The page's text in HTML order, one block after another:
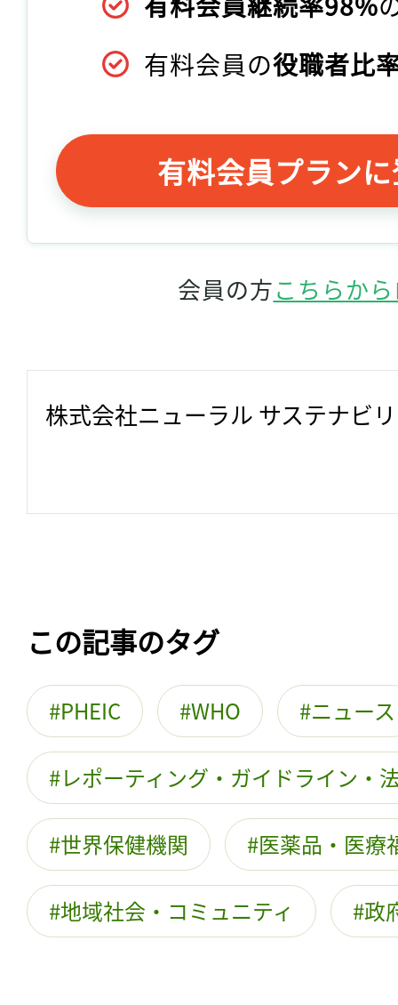
有料会員の役職者比
有料会員プラン
会員の方こちらか
株式会社ニューラル サステナビ
この記事のタグ
PHEIC WHO ニュース
レポーティング・ガイドライン・
世界保健機関 医薬品・医療
地域社会・コミュニティ 政